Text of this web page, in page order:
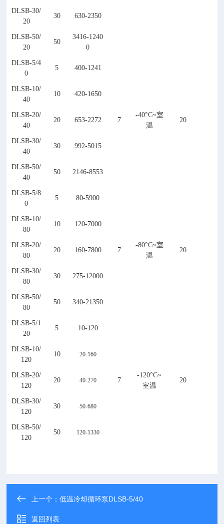
DLSB-30/
20
30 630-2350
DLSB-50/
20
50
3416-1240
0
DLSB-5/4
0
5 400-1241
7
-40°C~室
温
20
DLSB-10/
40
10 420-1650
DLSB-20/
40
20 653-2272
DLSB-30/
40
30 992-5015
DLSB-50/
40
50 2146-8553
DLSB-5/8
0
5 80-5900
7
-80°C~室
温
20
DLSB-10/
80
10 120-7000
DLSB-20/
80
20 160-7800
DLSB-30/
80
30 275-12000
DLSB-50/
80
50 340-21350
DLSB-5/1
20
5 10-120
7
-120°C~
室温
20
DLSB-10/
120
10 20-160
DLSB-20/
120
20 40-270
DLSB-30/
120
30 50-680
DLSB-50/
120
50 120-1330
上一个：低温冷却循环泵DLSB-5/40
返回列表